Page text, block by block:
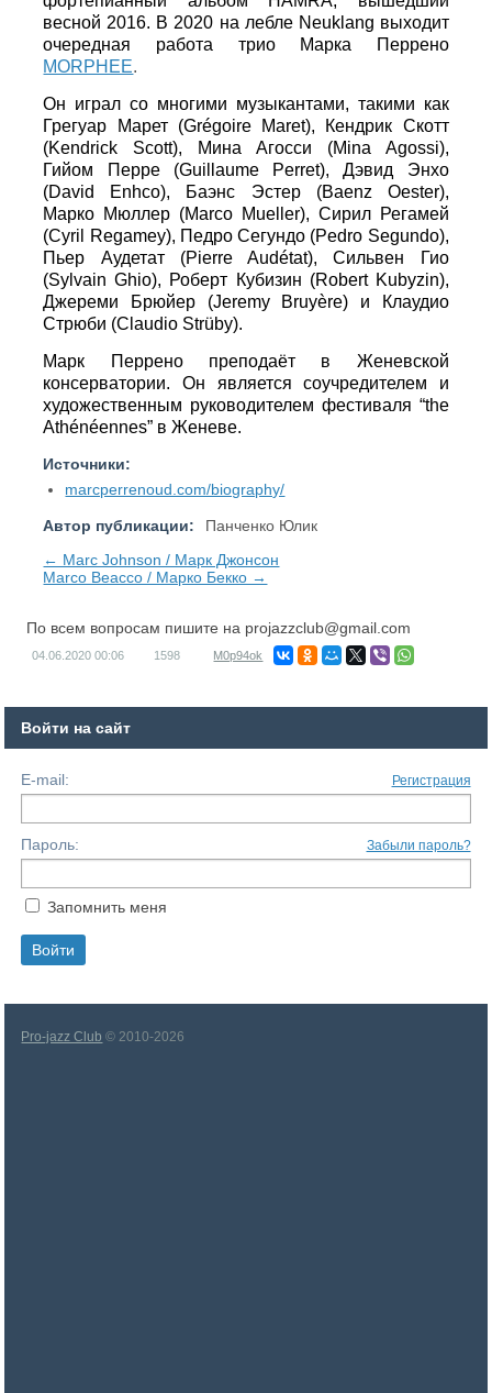
весной 2016. В 2020 на лебле Neuklang выходит
очередная работа трио Марка Перрено
MORPHEE.
Он играл со многими музыкантами, такими как
Грегуар Марет (Grégoire Maret), Кендрик Скотт
(Kendrick Scott), Мина Агосси (Mina Agossi),
Гийом Перре (Guillaume Perret), Дэвид Энхо
(David Enhco), Баэнс Эстер (Baenz Oester),
Марко Мюллер (Marco Mueller), Сирил Регамей
(Cyril Regamey), Педро Сегундо (Pedro Segundo),
Пьер Аудетат (Pierre Audétat), Сильвен Гио
(Sylvain Ghio), Роберт Кубизин (Robert Kubyzin),
Джереми Брюйер (Jeremy Bruyère) и Клаудио
Стрюби (Claudio Strüby).
Марк Перрено преподаёт в Женевской
консерватории. Он является соучредителем и
художественным руководителем фестиваля “the
Athénéennes” в Женеве.
Источники:
marcperrenoud.com/biography/
Автор публикации:
Панченко Юлик
← Marc Johnson / Марк Джонсон
Marco Beacco / Марко Бекко →
По всем вопросам пишите на projazzclub@gmail.com
04.06.2020 00:06 1598 M0p94ok
Войти на сайт
E-mail: Регистрация
Пароль: Забыли пароль?
Запомнить меня
Pro-jazz Club © 2010-2026